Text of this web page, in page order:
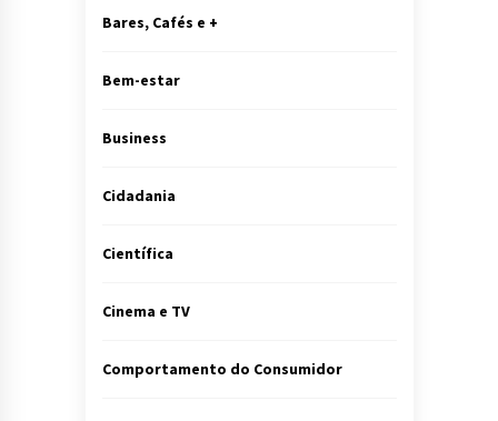
Bares, Cafés e +
Bem-estar
Business
Cidadania
Científica
Cinema e TV
Comportamento do Consumidor